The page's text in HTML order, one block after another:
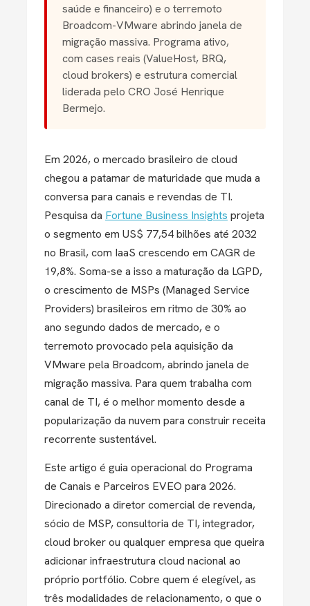
saúde e financeiro) e o terremoto
Broadcom-VMware abrindo janela de
migração massiva. Programa ativo,
com cases reais (ValueHost, BRQ,
cloud brokers) e estrutura comercial
liderada pelo CRO José Henrique
Bermejo.
Em 2026, o mercado brasileiro de cloud
chegou a patamar de maturidade que muda a
conversa para canais e revendas de TI.
Pesquisa da Fortune Business Insights projeta
o segmento em US$ 77,54 bilhões até 2032
no Brasil, com IaaS crescendo em CAGR de
19,8%. Soma-se a isso a maturação da LGPD,
o crescimento de MSPs (Managed Service
Providers) brasileiros em ritmo de 30% ao
ano segundo dados de mercado, e o
terremoto provocado pela aquisição da
VMware pela Broadcom, abrindo janela de
migração massiva. Para quem trabalha com
canal de TI, é o melhor momento desde a
popularização da nuvem para construir receita
recorrente sustentável.
Este artigo é guia operacional do Programa
de Canais e Parceiros EVEO para 2026.
Direcionado a diretor comercial de revenda,
sócio de MSP, consultoria de TI, integrador,
cloud broker ou qualquer empresa que queira
adicionar infraestrutura cloud nacional ao
próprio portfólio. Cobre quem é elegível, as
três modalidades de relacionamento, o que o